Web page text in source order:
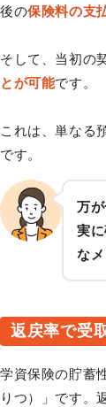
後の保険料の支
そして、当初の
とが可能です。
これは、単なる
です。
万
実
な
返戻率で受
学資保険の貯蓄
りつ）」です。